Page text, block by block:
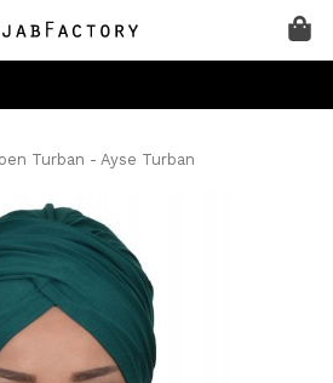
Turban - Ayse Turban